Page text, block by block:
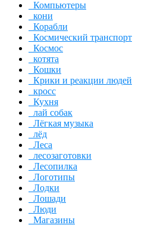
Компьютеры
кони
Корабли
Космический транспорт
Космос
котята
Кошки
Крики и реакции людей
кросс
Кухня
лай собак
Лёгкая музыка
лёд
Леса
лесозаготовки
Лесопилка
Логотипы
Лодки
Лошади
Люди
Магазины